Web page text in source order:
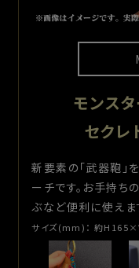
モンス
セクレ
新要素の「武器鞄」
ーチです。お手持ち
ぶなど便利に使えま
サイズ(mm)： 約